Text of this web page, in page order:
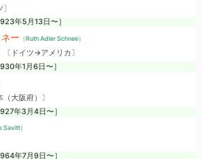
年5月13日〜］
ー （Ruth Adler Schnee）
〔ドイツ→アメリカ〕
年1月6日〜］
大阪府）〕
年3月4日〜］
Savitt）
年7月9日〜］